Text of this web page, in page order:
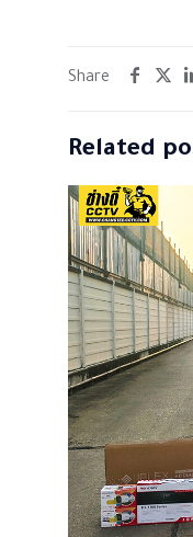
Share
Related